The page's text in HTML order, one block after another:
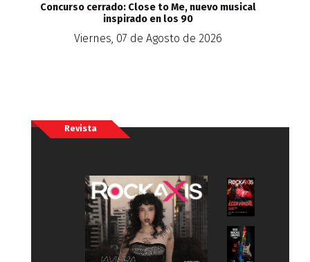
Concurso cerrado: Close to Me, nuevo musical
inspirado en los 90
Viernes, 07 de Agosto de 2026
Revista